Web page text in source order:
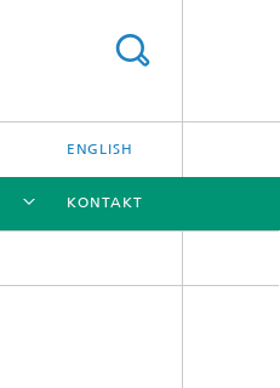
ENGLISH
KONTAKT